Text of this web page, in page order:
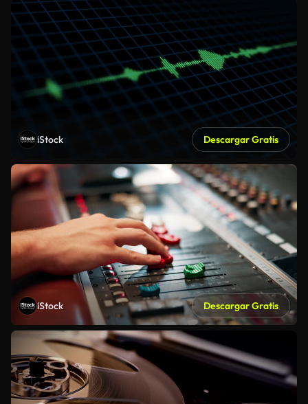
iStock Descargar Gratis
iStock Descargar Gratis